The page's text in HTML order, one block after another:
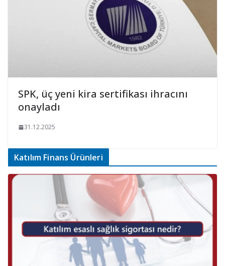
SPK, üç yeni kira sertifikası ihracını
onayladı
31.12.2025
Katılım Finans Ürünleri